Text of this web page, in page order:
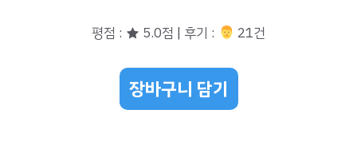
평점 : ★ 5.0점 | 후기 : ‍‍ 21건
장바구니 담기